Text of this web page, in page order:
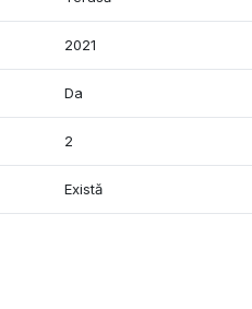
2021
Da
2
Există